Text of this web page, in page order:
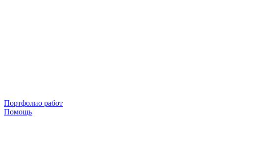
Портфолио работ
Помощь